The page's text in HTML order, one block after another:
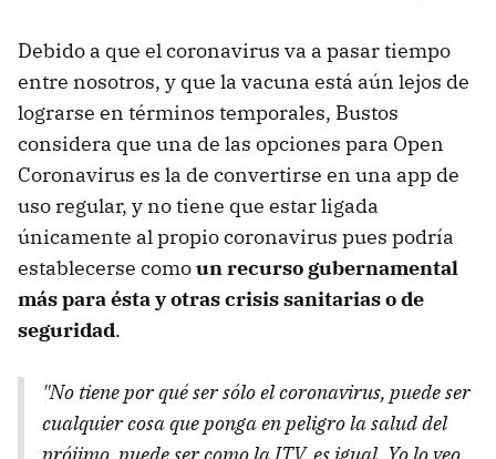
Debido a que el coronavirus va a pasar tiempo
entre nosotros, y que la vacuna está aún lejos de
lograrse en términos temporales, Bustos
considera que una de las opciones para Open
Coronavirus es la de convertirse en una app de
uso regular, y no tiene que estar ligada
únicamente al propio coronavirus pues podría
establecerse comoun recurso gubernamental
más para ésta y otras crisis sanitarias o de
seguridad.
"No tiene por qué ser sólo el coronavirus, puede ser
cualquier cosa que ponga en peligro la salud del